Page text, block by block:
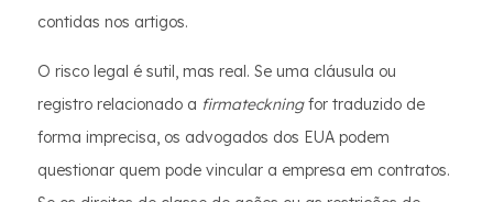
contidas nos artigos.
O risco legal é sutil, mas real. Se uma cláusula ou
registro relacionado a firmateckningfor traduzido de
forma imprecisa, os advogados dos EUA podem
questionar quem pode vincular a empresa em contratos.